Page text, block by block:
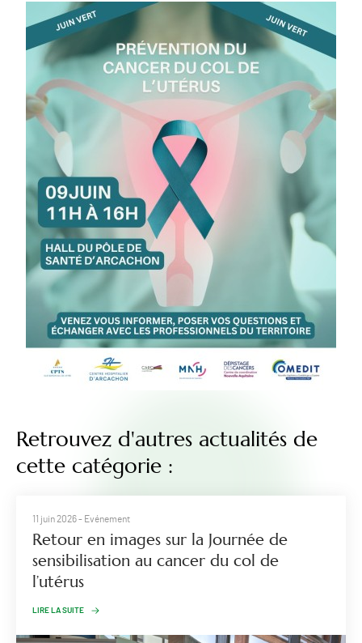
Retrouvez d'autres actualités de
cette catégorie :
11 juin 2026- Evénement
Retour en images sur la Journée de
sensibilisation au cancer du col de
l’utérus
LIRE LA SUITE